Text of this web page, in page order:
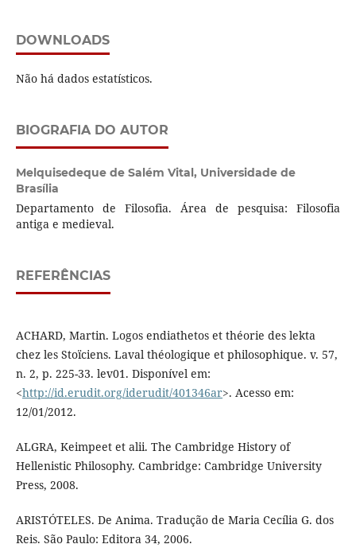
DOWNLOADS
Não há dados estatísticos.
BIOGRAFIA DO AUTOR
Melquisedeque de Salém Vital, Universidade de
Brasília
Departamento de Filosofia. Área de pesquisa: Filosofia
antiga e medieval.
REFERÊNCIAS
ACHARD, Martin. Logos endiathetos et théorie des lekta
chez les Stoïciens. Laval théologique et philosophique. v. 57,
n. 2, p. 225-33. lev01. Disponível em:
<http://id.erudit.org/iderudit/401346ar>. Acesso em:
12/01/2012.
ALGRA, Keimpeet et alii. The Cambridge History of
Hellenistic Philosophy. Cambridge: Cambridge University
Press, 2008.
ARISTÓTELES. De Anima. Tradução de Maria Cecília G. dos
Reis. São Paulo: Editora 34, 2006.